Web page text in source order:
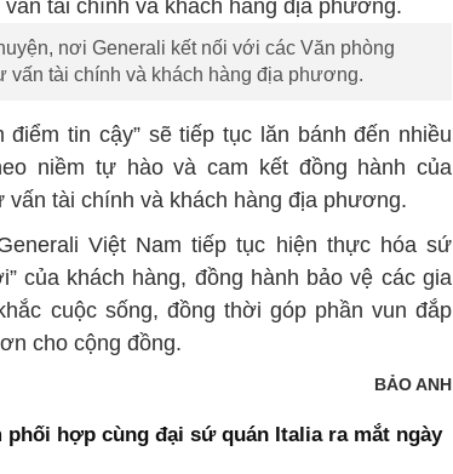
nơi Generali kết nối với các Văn phòng
vấn tài chính và khách hàng địa phương.
điểm tin cậy” sẽ tiếp tục lăn bánh đến nhiều
niềm tự hào và cam kết đồng hành của
tài chính và khách hàng địa phương.
Việt Nam tiếp tục hiện thực hóa sứ
của khách hàng, đồng hành bảo vệ các gia
cuộc sống, đồng thời góp phần vun đắp
cho cộng đồng.
BẢO ANH
phối hợp cùng đại sứ quán Italia ra mắt ngày